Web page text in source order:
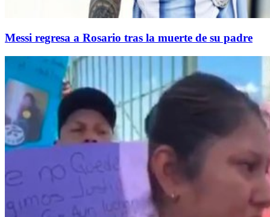
Messi regresa a Rosario tras la muerte de su padre